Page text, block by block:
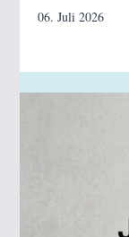
06. Juli 2026